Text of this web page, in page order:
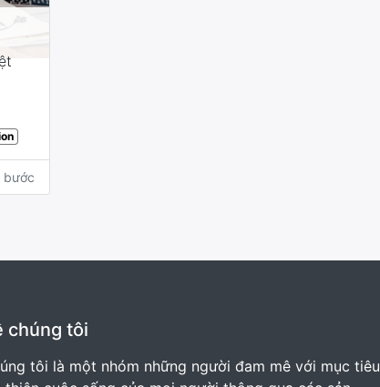
bước
chúng tôi
tôi là một nhóm những người đam mê với mục tiêu